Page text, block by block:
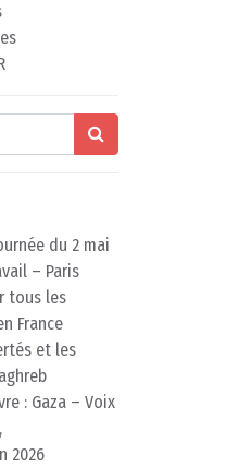
du 2 mai
– Paris
tous les
France
et les
: Gaza – Voix
2026